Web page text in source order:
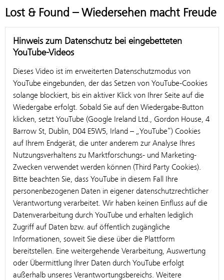
Lost & Found – Wiedersehen macht Freude
Hinweis zum Datenschutz bei eingebetteten
YouTube-Videos
Dieses Video ist im erweiterten Datenschutzmodus von
YouTube eingebunden, der das Setzen von YouTube-Cookies
solange blockiert, bis ein aktiver Klick von Ihrer Seite auf die
Wiedergabe erfolgt. Sobald Sie auf den Wiedergabe-Button
klicken, setzt YouTube (Google Ireland Ltd., Gordon House, 4
Barrow St, Dublin, D04 E5W5, Irland – „YouTube“) Cookies
auf Ihrem Endgerät, die unter anderem zur Analyse Ihres
Nutzungsverhaltens zu Marktforschungs- und Marketing-
Zwecken verwendet werden können (Third Party Cookies).
Bitte beachten Sie, dass YouTube in diesem Fall Ihre
personenbezogenen Daten in eigener datenschutzrechtlicher
Verantwortung verarbeitet. Wir haben keinen Einfluss auf die
Datenverarbeitung durch YouTube und erhalten lediglich
Zugriff auf Daten bzw. auf öffentlich zugängliche
Informationen, soweit Sie diese über die Plattform
bereitstellen. Eine weitergehende Verarbeitung, Auswertung
oder Übermittlung Ihrer Daten durch YouTube erfolgt
außerhalb unseres Verantwortungsbereichs. Weitere